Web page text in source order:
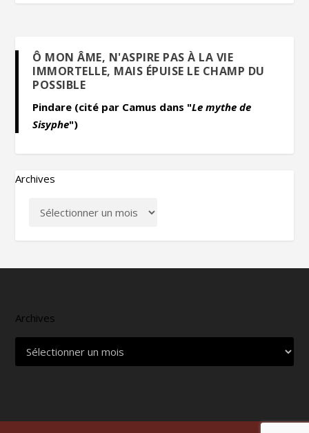
Ô MON ÂME, N'ASPIRE PAS À LA VIE
IMMORTELLE, MAIS ÉPUISE LE CHAMP DU
POSSIBLE
Pindare (cité par Camus dans "Le mythe de
Sisyphe")
Archives
Archives